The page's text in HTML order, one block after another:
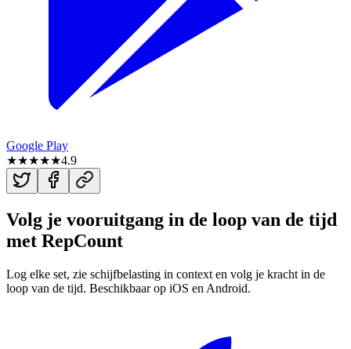
Google Play
★★★★★4.9
Volg je vooruitgang in de loop van de tijd
met RepCount
Log elke set, zie schijfbelasting in context en volg je kracht in de
loop van de tijd. Beschikbaar op iOS en Android.